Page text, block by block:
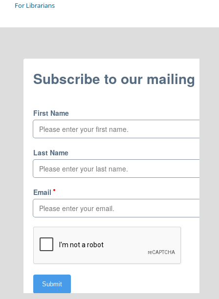
For Librarians